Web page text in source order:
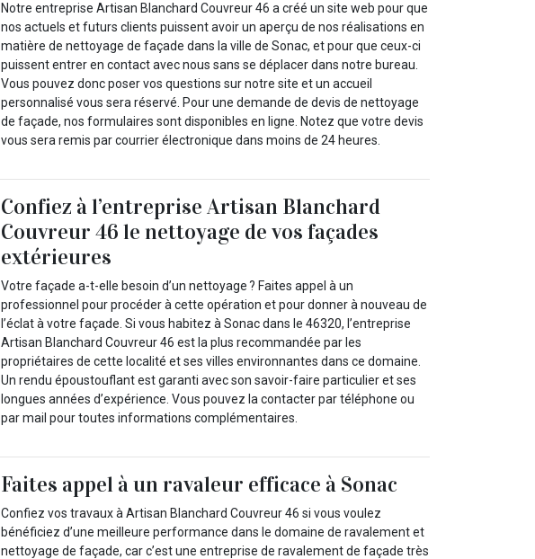
Notre entreprise Artisan Blanchard Couvreur 46 a créé un site web pour que
nos actuels et futurs clients puissent avoir un aperçu de nos réalisations en
matière de nettoyage de façade dans la ville de Sonac, et pour que ceux-ci
puissent entrer en contact avec nous sans se déplacer dans notre bureau.
Vous pouvez donc poser vos questions sur notre site et un accueil
personnalisé vous sera réservé. Pour une demande de devis de nettoyage
de façade, nos formulaires sont disponibles en ligne. Notez que votre devis
vous sera remis par courrier électronique dans moins de 24 heures.
Confiez à l’entreprise Artisan Blanchard
Couvreur 46 le nettoyage de vos façades
extérieures
Votre façade a-t-elle besoin d’un nettoyage ? Faites appel à un
professionnel pour procéder à cette opération et pour donner à nouveau de
l’éclat à votre façade. Si vous habitez à Sonac dans le 46320, l’entreprise
Artisan Blanchard Couvreur 46 est la plus recommandée par les
propriétaires de cette localité et ses villes environnantes dans ce domaine.
Un rendu époustouflant est garanti avec son savoir-faire particulier et ses
longues années d’expérience. Vous pouvez la contacter par téléphone ou
par mail pour toutes informations complémentaires.
Faites appel à un ravaleur efficace à Sonac
Confiez vos travaux à Artisan Blanchard Couvreur 46 si vous voulez
bénéficiez d’une meilleure performance dans le domaine de ravalement et
nettoyage de façade, car c’est une entreprise de ravalement de façade très